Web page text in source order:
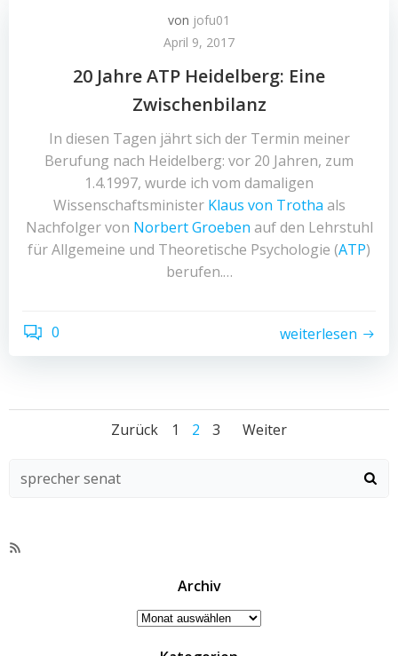
von jofu01
April 9, 2017
20 Jahre ATP Heidelberg: Eine
Zwischenbilanz
In diesen Tagen jährt sich der Termin meiner
Berufung nach Heidelberg: vor 20 Jahren, zum
1.4.1997, wurde ich vom damaligen
Wissenschaftsminister Klaus von Trotha als
Nachfolger von Norbert Groeben auf den Lehrstuhl
für Allgemeine und Theoretische Psychologie (ATP)
berufen.…
0 weiterlesen
Zurück Seite
1 Seite
2 Seite
3 Weiter
RSS-
Archiv
Archiv